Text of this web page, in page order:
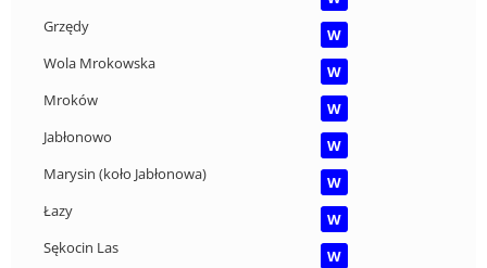
Grzędy
W
Wola Mrokowska
W
Mroków
W
Jabłonowo
W
Marysin (koło Jabłonowa)
W
Łazy
W
Sękocin Las
W